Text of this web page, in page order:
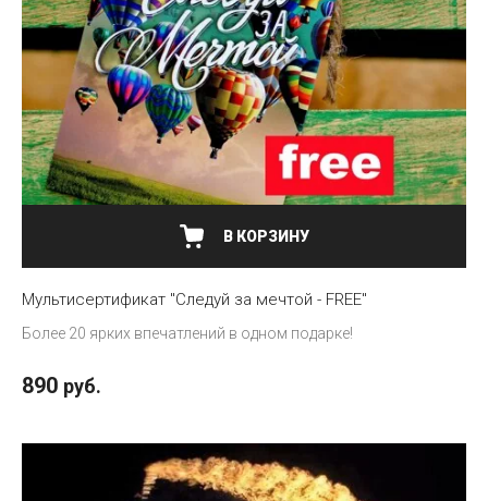
В КОРЗИНУ
Мультисертификат "Следуй за мечтой - FREE"
Более 20 ярких впечатлений в одном подарке!
890 руб.